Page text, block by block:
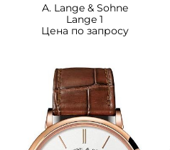
A. Lange & Sohne
Lange 1
Цена по запросу